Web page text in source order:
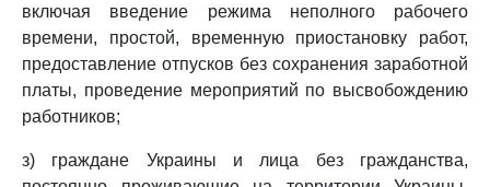
включая введение режима неполного рабочего
времени, простой, временную приостановку работ,
предоставление отпусков без сохранения заработной
платы, проведение мероприятий по высвобождению
работников;
з) граждане Украины и лица без гражданства,